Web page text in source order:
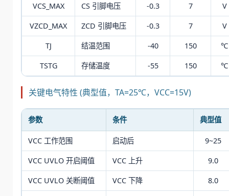
VCS_MAX CS 引脚电压 -0.3 7 V
VZCD_MAX ZCD 引脚电压 -0.3 7 V
TJ 结温范围 -40 150 ℃
TSTG 存储温度 -55 150 ℃
关键电气特性 (典型值，TA=25℃，VCC=15V)
参数 条件 典型值
VCC 工作范围 启动后 9~25
VCC UVLO 开启阈值 VCC 上升 9.0
VCC UVLO 关断阈值 VCC 下降 8.0